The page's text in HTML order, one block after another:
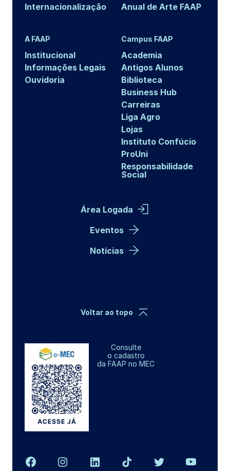
Internacionalização
Anual de Arte FAAP
A FAAP
Institucional
Informações Legais
Ouvidoria
Campus FAAP
Academia
Antigos Alunos
Biblioteca
Business Hub
Carreiras
Liga Agro
Lojas
Instituto Confúcio
ProUni
Responsabilidade
Social
Área Logada
Eventos
Notícias
Consulte
o cadastro
da FAAP no MEC
Voltar ao topo